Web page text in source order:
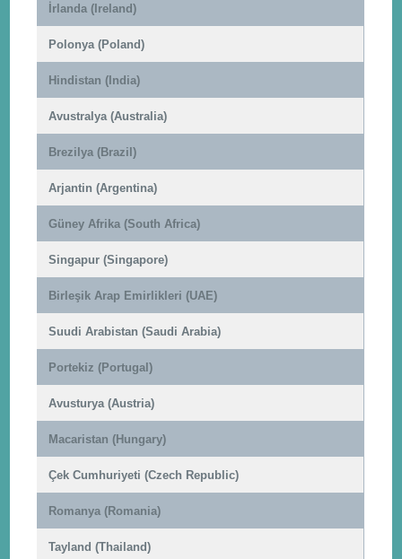
İrlanda (Ireland)
Polonya (Poland)
Hindistan (India)
Avustralya (Australia)
Brezilya (Brazil)
Arjantin (Argentina)
Güney Afrika (South Africa)
Singapur (Singapore)
Birleşik Arap Emirlikleri (UAE)
Suudi Arabistan (Saudi Arabia)
Portekiz (Portugal)
Avusturya (Austria)
Macaristan (Hungary)
Çek Cumhuriyeti (Czech Republic)
Romanya (Romania)
Tayland (Thailand)